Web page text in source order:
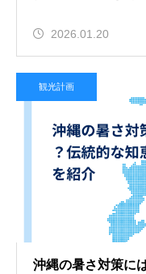
2026.01.20
観光計画
沖縄の暑さ対策に